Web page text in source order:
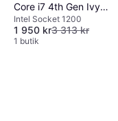
Core i7 4th Gen Ivy
Bridge-E 6-Core 3.4
GHz LGA 2011 130W
Desktop Processor
Intel Socket 1200
1 950 kr3 313 kr
1 butik